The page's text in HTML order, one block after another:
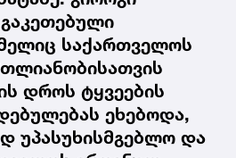
საქართველოს
დროს ტყვეების
ეხებოდა,
უპასუხისმგებლო და